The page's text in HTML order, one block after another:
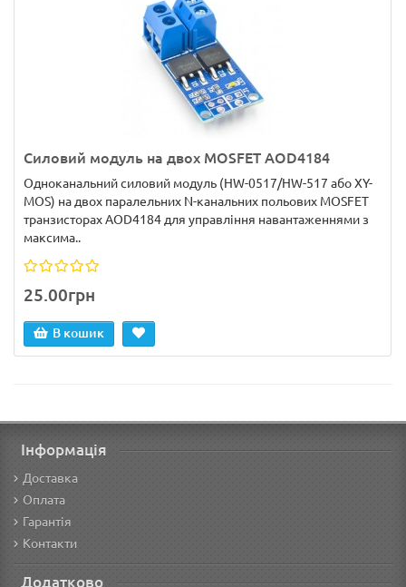
Силовий модуль на двох MOSFET AOD4184
Одноканальний силовий модуль (HW-0517/HW-517 або XY-
MOS) на двох паралельних N-канальних польових MOSFET
транзисторах AOD4184 для управління навантаженнями з
максима..
25.00грн
В кошик
Інформація
Доставка
Оплата
Гарантія
Контакти
Додатково